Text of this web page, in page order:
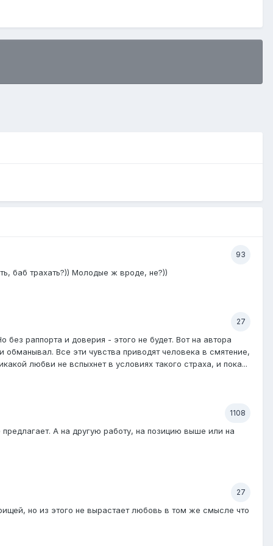
93
баб трахать?)) Молодые ж вроде, не?))
27
раппорта и доверия - этого не будет. Вот на автора
Все эти чувства приводят человека в смятение,
любви не вспыхнет в условиях такого страха, и пока...
1108
А на другую работу, на позицию выше или на
27
но из этого не вырастает любовь в том же смысле что